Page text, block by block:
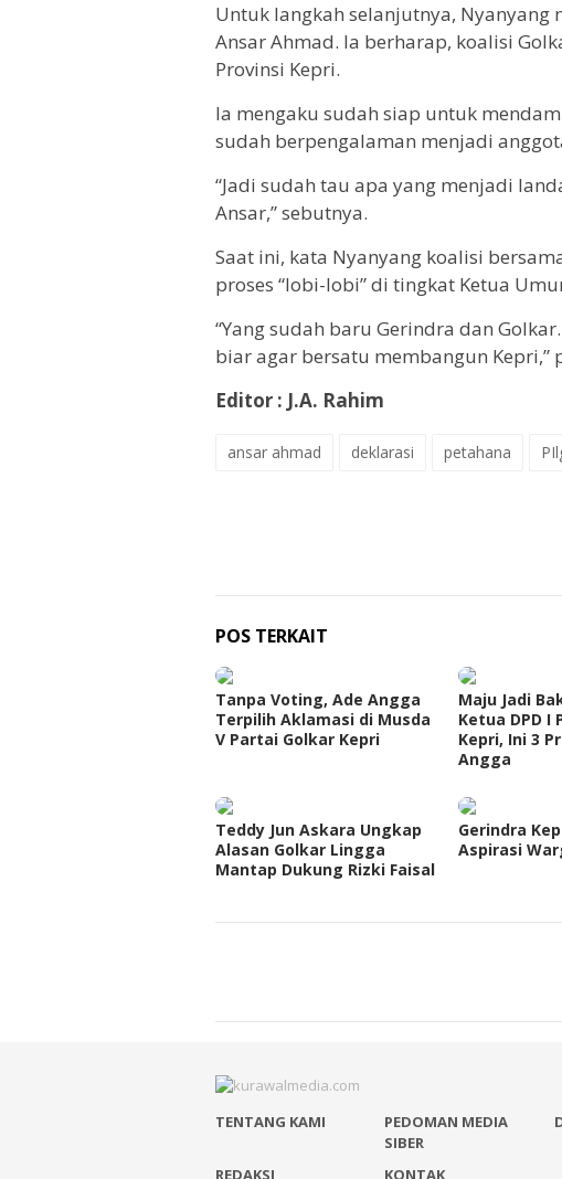
Untuk langkah selanjutnya,
Ansar Ahmad. Ia berharap, koalisi
Provinsi Kepri.
Ia mengaku sudah siap untuk
sudah berpengalaman menjadi
“Jadi sudah tau apa yang menjadi
Ansar,” sebutnya.
Saat ini, kata Nyanyang koalisi
proses “lobi-lobi” di tingkat Ketua
“Yang sudah baru Gerindra dan
biar agar bersatu membangun Kepri,”
Editor : J.A. Rahim
ansar ahmad deklarasi petahana
POS TERKAIT
Tanpa Voting, Ade Angga
Terpilih Aklamasi di Musda
V Partai Golkar Kepri
Maju Jadi
Ketua DPD I
Kepri, Ini 3
Angga
Teddy Jun Askara Ungkap
Alasan Golkar Lingga
Mantap Dukung Rizki Faisal
Gerindra
Aspirasi
TENTANG KAMI
PEDOMAN MEDIA
SIBER
REDAKSI KONTAK